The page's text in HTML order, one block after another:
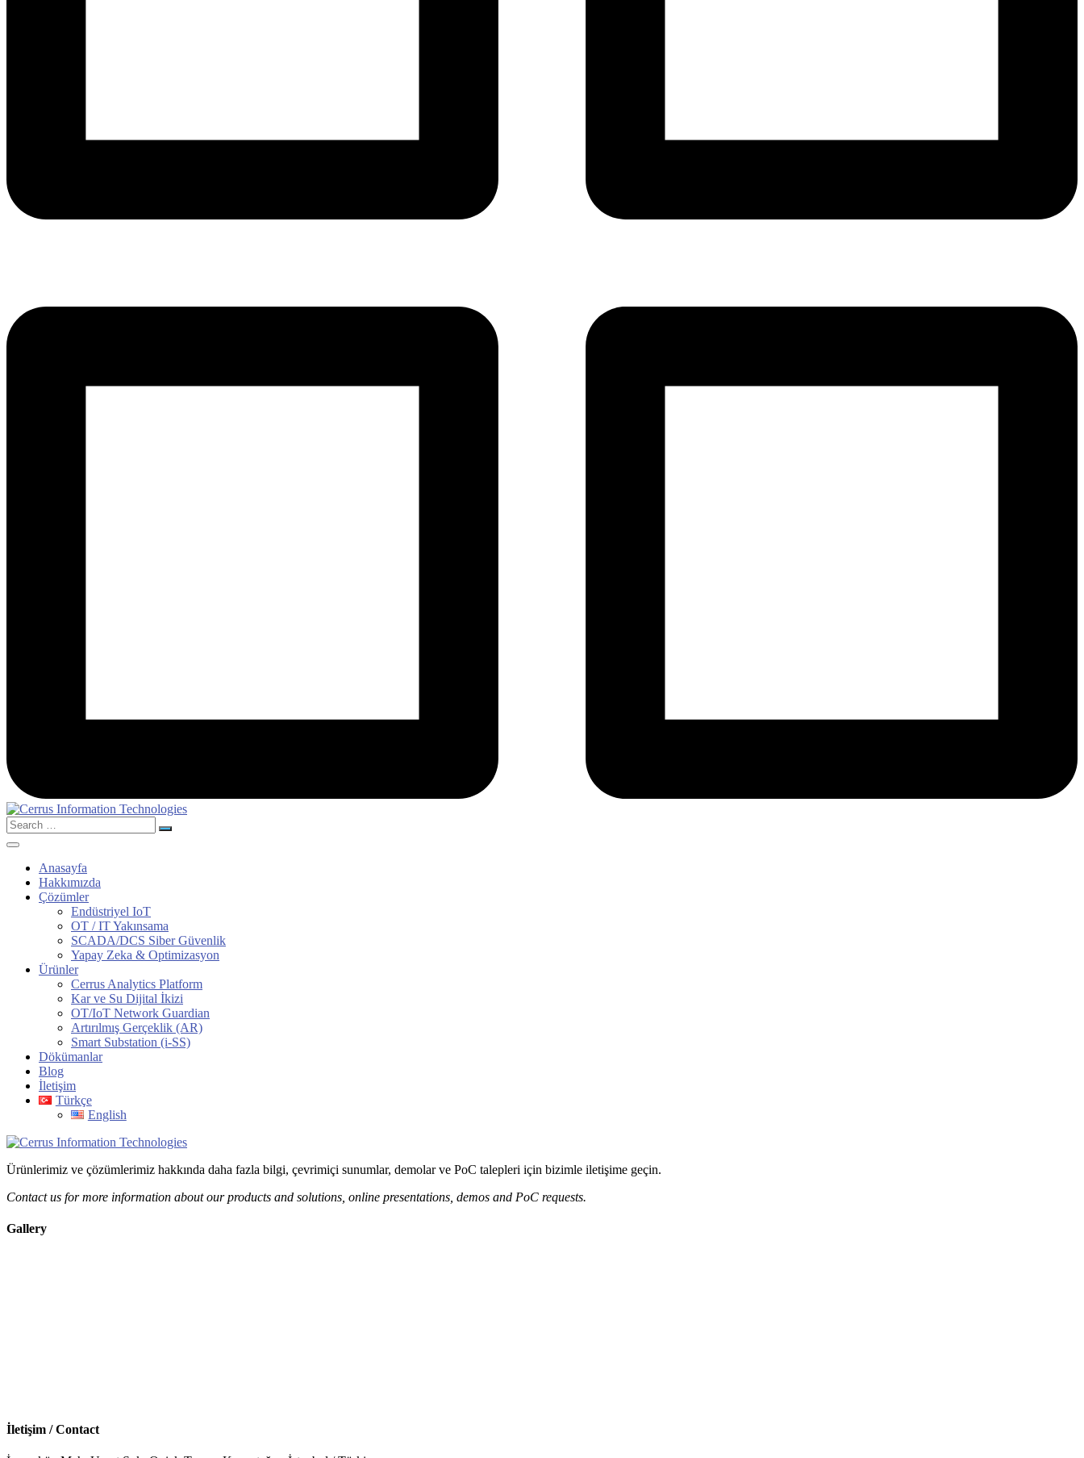
Search
for:
Anasayfa
Hakkımızda
Çözümler
Endüstriyel IoT
OT / IT Yakınsama
SCADA/DCS Siber Güvenlik
Yapay Zeka & Optimizasyon
Ürünler
Cerrus Analytics Platform
Kar ve Su Dijital İkizi
OT/IoT Network Guardian
Artırılmış Gerçeklik (AR)
Smart Substation (i-SS)
Dökümanlar
Blog
İletişim
Türkçe
English
Ürünlerimiz ve çözümlerimiz hakkında daha fazla bilgi, çevrimiçi sunumlar, demolar ve PoC talepleri için bizimle iletişime geçin.
Contact us for more information about our products and solutions, online presentations, demos and PoC requests.
Gallery
İletişim / Contact